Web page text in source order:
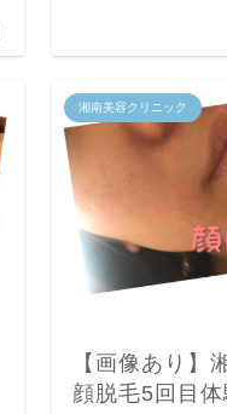
湘南美容クリニック
【画像あり】
顔脱毛5回目体